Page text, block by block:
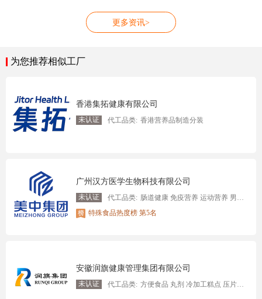
更多资讯>
为您推荐相似工厂
香港集拓健康有限公司
未认证 代工品类: 香港营养品制造分装
广州汉方医学生物科技有限公司
未认证 代工品类: 肠道健康 免疫营养 运动营养 男性/女性/青少年/中老年健康管理
特殊食品热度榜 第5名
安徽润旗健康管理集团有限公司
未认证 代工品类: 方便食品 丸剂 冷加工糕点 压片糖果,燕窝制品 固体饮料 口服液 植物饮料 特膳食品 方便冲调制品 蜂产品制品 其他罐头